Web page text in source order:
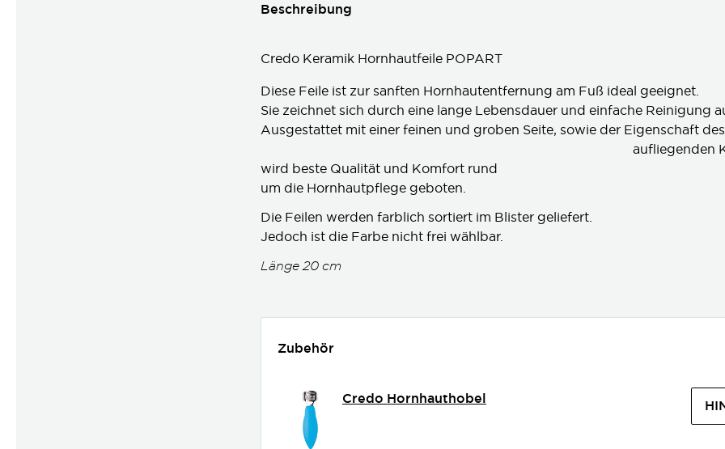
Beschreibung
Credo Keramik Hornhautfeile POPART
Diese Feile ist zur sanften Hornhautentfernung am Fuß ideal geeignet.
Sie zeichnet sich durch eine lange Lebensdauer und einfache Reinigung
Ausgestattet mit einer feinen und groben Seite, sowie der
aufliegenden
wird beste Qualität und Komfort rund
um die Hornhautpflege geboten.
Die Feilen werden farblich sortiert im Blister geliefert.
Jedoch ist die Farbe nicht frei wählbar.
Länge 20 cm
Zubehör
Credo Hornhauthobel